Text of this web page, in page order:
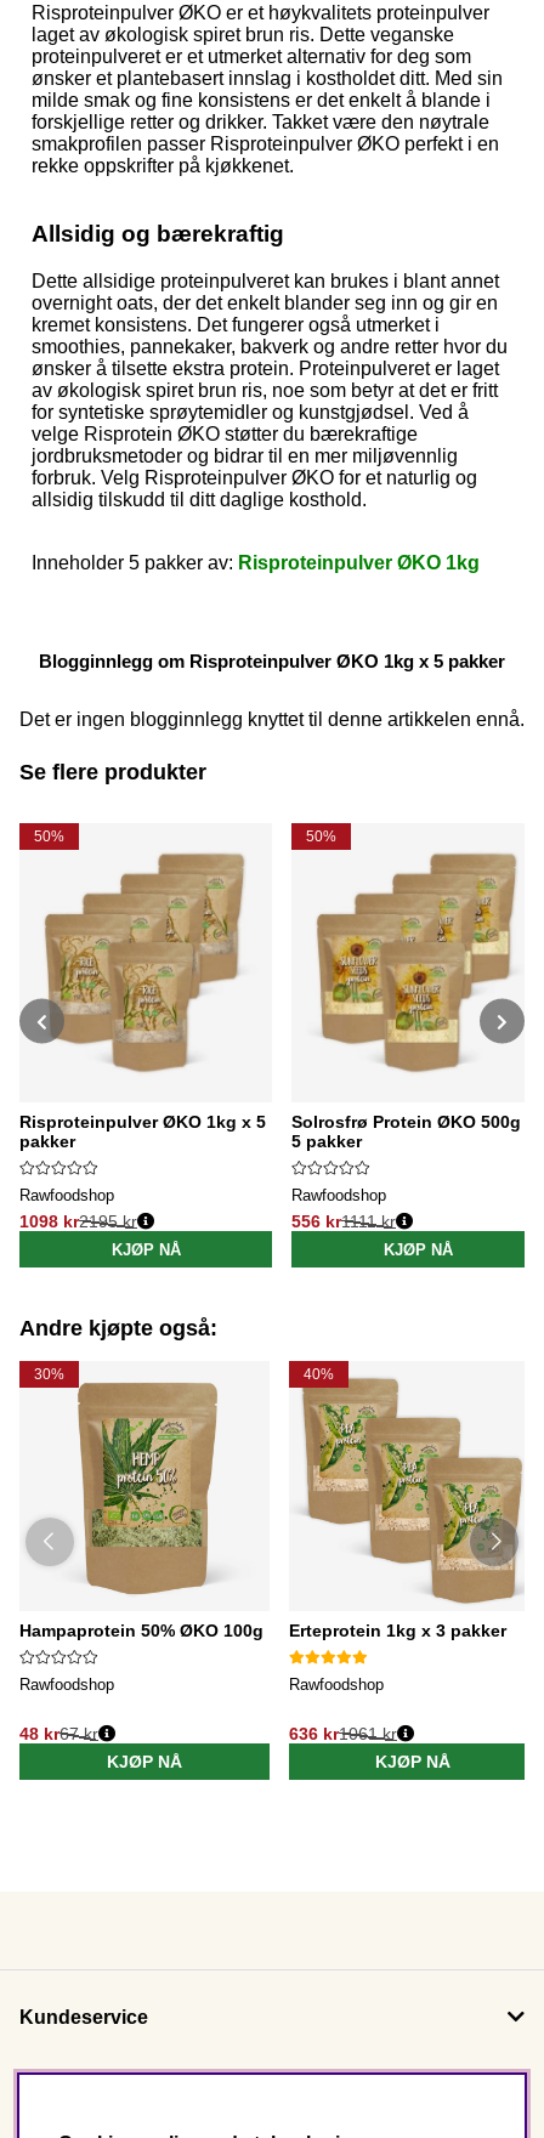
Risproteinpulver ØKO er et høykvalitets proteinpulver
laget av økologisk spiret brun ris. Dette veganske
proteinpulveret er et utmerket alternativ for deg som
ønsker et plantebasert innslag i kostholdet ditt. Med sin
milde smak og fine konsistens er det enkelt å blande i
forskjellige retter og drikker. Takket være den nøytrale
smakprofilen passer Risproteinpulver ØKO perfekt i en
rekke oppskrifter på kjøkkenet.
Allsidig og bærekraftig
Dette allsidige proteinpulveret kan brukes i blant annet
overnight oats, der det enkelt blander seg inn og gir en
kremet konsistens. Det fungerer også utmerket i
smoothies, pannekaker, bakverk og andre retter hvor du
ønsker å tilsette ekstra protein. Proteinpulveret er laget
av økologisk spiret brun ris, noe som betyr at det er fritt
for syntetiske sprøytemidler og kunstgjødsel. Ved å
velge Risprotein ØKO støtter du bærekraftige
jordbruksmetoder og bidrar til en mer miljøvennlig
forbruk. Velg Risproteinpulver ØKO for et naturlig og
allsidig tilskudd til ditt daglige kosthold.
Inneholder 5 pakker av: Risproteinpulver ØKO 1kg
Blogginnlegg om Risproteinpulver ØKO 1kg x 5 pakker
Det er ingen blogginnlegg knyttet til denne artikkelen ennå.
Se flere produkter
50%
Risproteinpulver ØKO 1kg x 5
pakker
Rawfoodshop
1098 kr
Vanlig pris:2195 kr
KJØP NÅ
50%
Solrosfrø Protein ØKO 500g x
5 pakker
Rawfoodshop
556 kr
Vanlig pris:
1111 kr
KJØP NÅ
Andre kjøpte også:
30%
Hampaprotein 50% ØKO 100g
Rawfoodshop
48 kr67 kr
KJØP NÅ
40%
Erteprotein 1kg x 3 pakker
Rawfoodshop
636 kr1061 kr
KJØP NÅ
Kundeservice